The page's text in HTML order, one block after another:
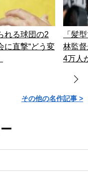
れる球団の2
に直撃“どう変
「髪
林監
4万人
その他の名作記事 >